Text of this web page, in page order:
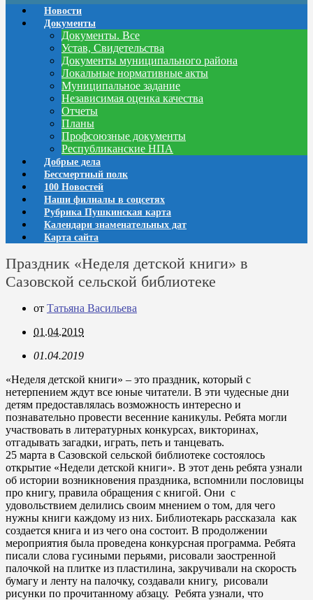
Новости
Документы
Документы. Все
Устав, Свидетельства
Документы муниципального района
Локальные нормативные акты
Муниципальное задание
Независимая оценка качества
Отчеты
Планы
Профсоюзные документы
Республиканские НПА
Добрые дела
Бессмертный полк
100 Новостей
Наши филиалы в соцсетях
Рубрика Пушкинская карта
Календари знаменательных дат
Карта сайта
Праздник «Неделя детской книги» в
Сазовской сельской библиотеке
от Татьяна Васильева
01.04.2019
01.04.2019
«Неделя детской книги» – это праздник, который с
нетерпением ждут все юные читатели. В эти чудесные дни
детям предоставлялась возможность интересно и
познавательно провести весенние каникулы. Ребята могли
участвовать в литературных конкурсах, викторинах,
отгадывать загадки, играть, петь и танцевать.
25 марта в Сазовской сельской библиотеке состоялось
открытие «Недели детской книги». В этот день ребята узнали
об истории возникновения праздника, вспомнили пословицы
про книгу, правила обращения с книгой. Они с
удовольствием делились своим мнением о том, для чего
нужны книги каждому из них. Библиотекарь рассказала как
создается книга и из чего она состоит. В продолжении
мероприятия была проведена конкурсная программа. Ребята
писали слова гусиными перьями, рисовали заостренной
палочкой на плитке из пластилина, закручивали на скорость
бумагу и ленту на палочку, создавали книгу, рисовали
рисунки по прочитанному абзацу. Ребята узнали, что